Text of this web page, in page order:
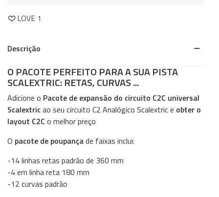
LOVE 1
Descrição
O PACOTE PERFEITO PARA A SUA PISTA
SCALEXTRIC: RETAS, CURVAS ...
Adicione o Pacote de expansão do circuito C2C universal
Scalextricao seu circuito C2 Analógico Scalextric e obter o
layout C2C o melhor preço
O pacote de poupançade faixas inclui:
-14 linhas retas padrão de 360 mm
-4 em linha reta 180 mm
-12 curvas padrão